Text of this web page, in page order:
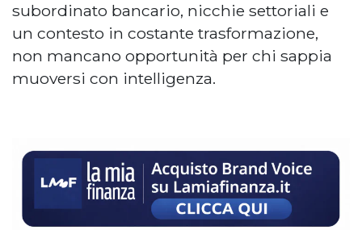
subordinato bancario, nicchie settoriali e
un contesto in costante trasformazione,
non mancano opportunità per chi sappia
muoversi con intelligenza.